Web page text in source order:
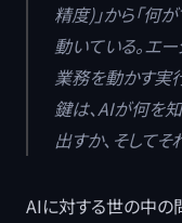
精度)」から「何
動いている。エ
業務を動かす実
鍵は、AIが何を
出すか、そして
AIに対する世の中の